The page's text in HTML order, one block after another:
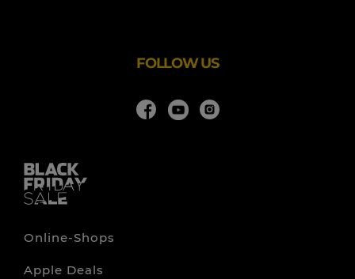
FOLLOW US
Online-Shops
Apple Deals